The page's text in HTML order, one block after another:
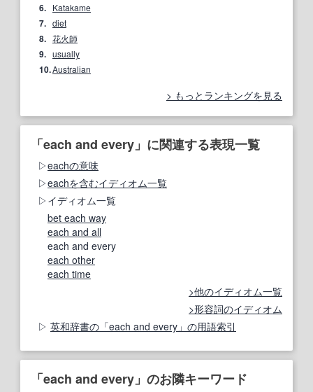
6. Katakame
7. diet
8. 花火師
9. usually
10.Australian
もっとランキングを見る
「each and every」に関連する表現一覧
eachの意味
eachを含むイディオム一覧
イディオム一覧
bet each way
each and all
each and every
each other
each time
他のイディオム一覧
形容詞のイディオム
英和辞書の「each and every」の用語索引
「each and every」のお隣キーワード